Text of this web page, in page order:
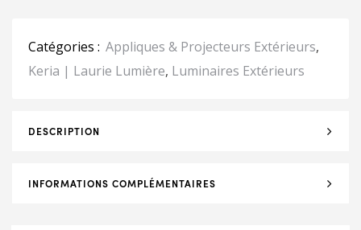
Catégories : Appliques & Projecteurs Extérieurs,
Keria | Laurie Lumière, Luminaires Extérieurs
DESCRIPTION
INFORMATIONS COMPLÉMENTAIRES